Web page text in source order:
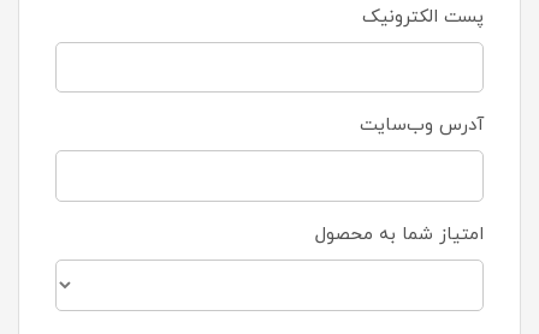
پست الکترونیک
آدرس وب‌سایت
امتیاز شما به محصول